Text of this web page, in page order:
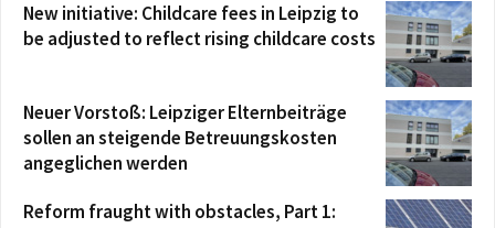
New initiative: Childcare fees in Leipzig to
be adjusted to reflect rising childcare costs
Neuer Vorstoß: Leipziger Elternbeiträge
sollen an steigende Betreuungskosten
angeglichen werden
Reform fraught with obstacles, Part 1: